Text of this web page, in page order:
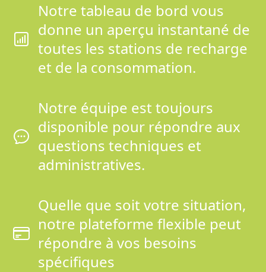
Notre tableau de bord vous
donne un aperçu instantané de
toutes les stations de recharge
et de la consommation.
Notre équipe est toujours
disponible pour répondre aux
questions techniques et
administratives.
Quelle que soit votre situation,
notre plateforme flexible peut
répondre à vos besoins
spécifiques